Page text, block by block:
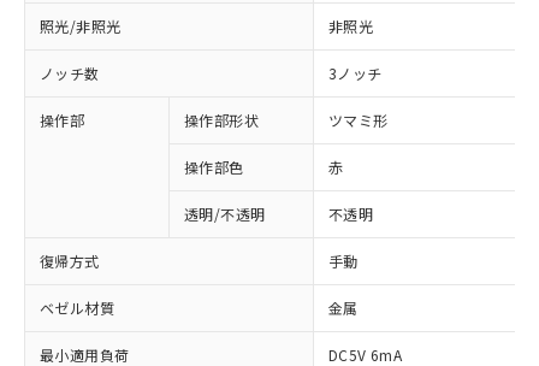
照光/非照光 非照光
ノッチ数 3ノッチ
操作部 操作部形状 ツマミ形
操作部色 赤
透明/不透明 不透明
復帰方式 手動
ベゼル材質 金属
最小適用負荷 DC5V 6mA